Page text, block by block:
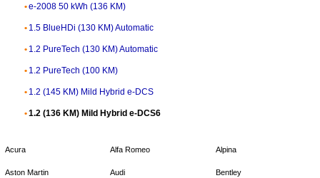
e-2008 50 kWh (136 KM)
1.5 BlueHDi (130 KM) Automatic
1.2 PureTech (130 KM) Automatic
1.2 PureTech (100 KM)
1.2 (145 KM) Mild Hybrid e-DCS
1.2 (136 KM) Mild Hybrid e-DCS6
Acura Alfa Romeo Alpina
Aston Martin Audi Bentley